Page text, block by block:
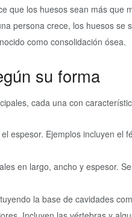
que los huesos sean más que
persona crece, los huesos se
como consolidación ósea.
su forma
cada una con
espesor. Ejemplos incluyen el
en largo, ancho y espesor.
la base de cavidades